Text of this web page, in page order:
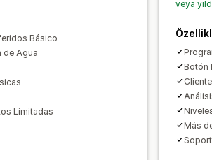
Básico
de Agua
Limitadas
veya
Botón
Más